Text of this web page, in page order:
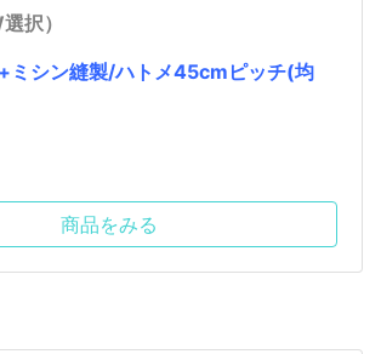
択）
ミシン縫製/ハトメ45cmピッチ(均
商品をみる